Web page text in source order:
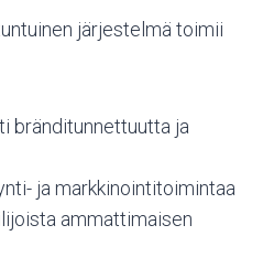
järjestelmä toimii
bränditunnettuutta ja
ja markkinointitoimintaa
ammattimaisen